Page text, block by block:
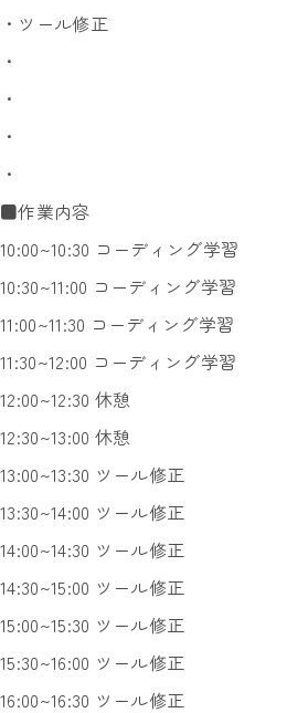
・ツール修正
・
・
・
・
■作業内容
10:00~10:30 コーディング学習
10:30~11:00 コーディング学習
11:00~11:30 コーディング学習
11:30~12:00 コーディング学習
12:00~12:30 休憩
12:30~13:00 休憩
13:00~13:30 ツール修正
13:30~14:00 ツール修正
14:00~14:30 ツール修正
14:30~15:00 ツール修正
15:00~15:30 ツール修正
15:30~16:00 ツール修正
16:00~16:30 ツール修正